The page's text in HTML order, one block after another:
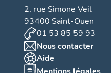
2, rue Simone Veil
93400 Saint-Ouen
01 53 85 59 93
Nous contacter
Aide